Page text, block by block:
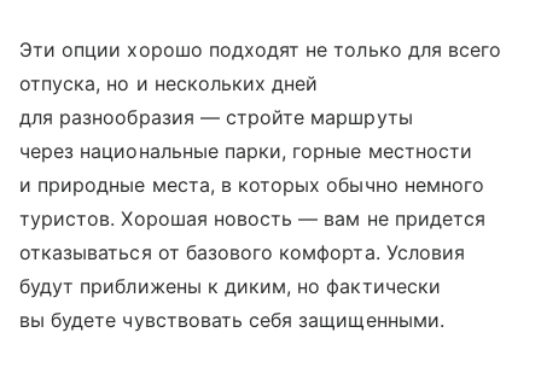
Эти опции хорошо подходят не только для всего
отпуска, но и нескольких дней
для разнообразия — стройте маршруты
через национальные парки, горные местности
и природные места, в которых обычно немного
туристов. Хорошая новость — вам не придется
отказываться от базового комфорта. Условия
будут приближены к диким, но фактически
вы будете чувствовать себя защищенными.